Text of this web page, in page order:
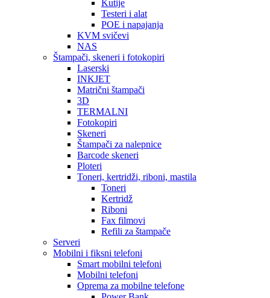
Kutije
Testeri i alat
POE i napajanja
KVM svičevi
NAS
Štampači, skeneri i fotokopiri
Laserski
INKJET
Matrični štampači
3D
TERMALNI
Fotokopiri
Skeneri
Štampači za nalepnice
Barcode skeneri
Ploteri
Toneri, kertridži, riboni, mastila
Toneri
Kertridž
Riboni
Fax filmovi
Refili za štampače
Serveri
Mobilni i fiksni telefoni
Smart mobilni telefoni
Mobilni telefoni
Oprema za mobilne telefone